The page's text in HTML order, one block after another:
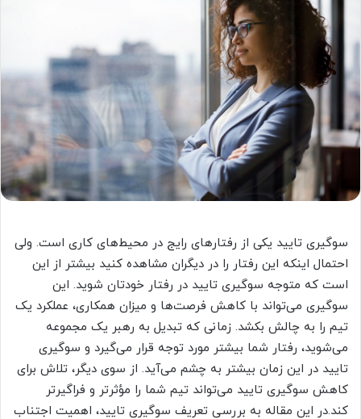
سوگیری تایید یکی از رفتارهای رایج در محیط‌های کاری است. ولی
احتمال اینکه این رفتار را در دیگران مشاهده کنید بیشتر از این
است که متوجه سوگیری تایید در رفتار خودتان شوید. این
سوگیری می‌تواند با کاهش فرصت‌ها و میزان همکاری، عملکرد یک
تیم را به چالش بکشد. زمانی که تبدیل به رهبر یک مجموعه
می‌شوید، رفتار شما بیشتر مورد توجه قرار می‌گیرد و سوگیری
تایید در این زمان بیشتر به چشم می‌آید. از سوی دیگر، تلاش برای
کاهش سوگیری تایید می‌تواند تیم شما را مؤثرتر و فراگیرتر
کند.در این مقاله به بررسی تعریف سوگیری تایید، اهمیت اجتناب